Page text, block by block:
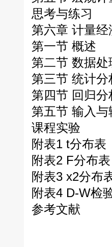
思考与练习
第六章 计量
第一节 概述
第二节 数据处
第三节 统计分
第四节 回归分
第五节 输入与
课程实验
附表1 t分布表
附表2 F分布表
附表3 x2分布
附表4 D-W检
参考文献